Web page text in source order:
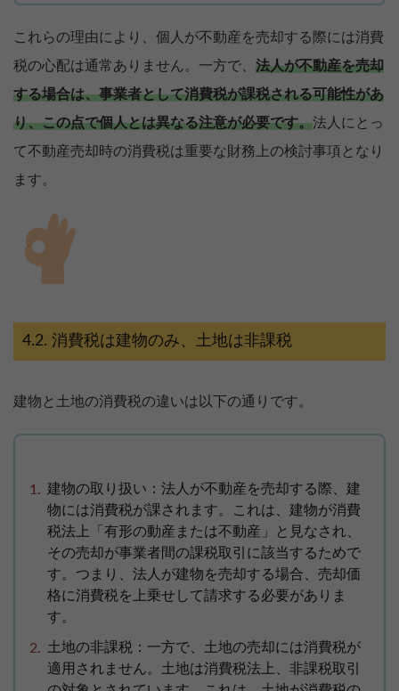
これらの理由により、個人が不動産を売却する際には消費
税の心配は通常ありません。一方で、 法人が不動産を売却
する場合は、事業者として消費税が課税される可能性があ
り、この点で個人とは異なる注意が必要です。法人にとっ
て不動産売却時の消費税は重要な財務上の検討事項となり
ます。
消費税は建物のみ、土地は非課税
建物と土地の消費税の違いは以下の通りです。
建物の取り扱い：法人が不動産を売却する際、建
物には消費税が課されます。これは、建物が消費
税法上「有形の動産または不動産」と見なされ、
その売却が事業者間の課税取引に該当するためで
す。つまり、法人が建物を売却する場合、売却価
格に消費税を上乗せして請求する必要がありま
す。
土地の非課税：一方で、土地の売却には消費税が
適用されません。土地は消費税法上、非課税取引
無料診断スタート